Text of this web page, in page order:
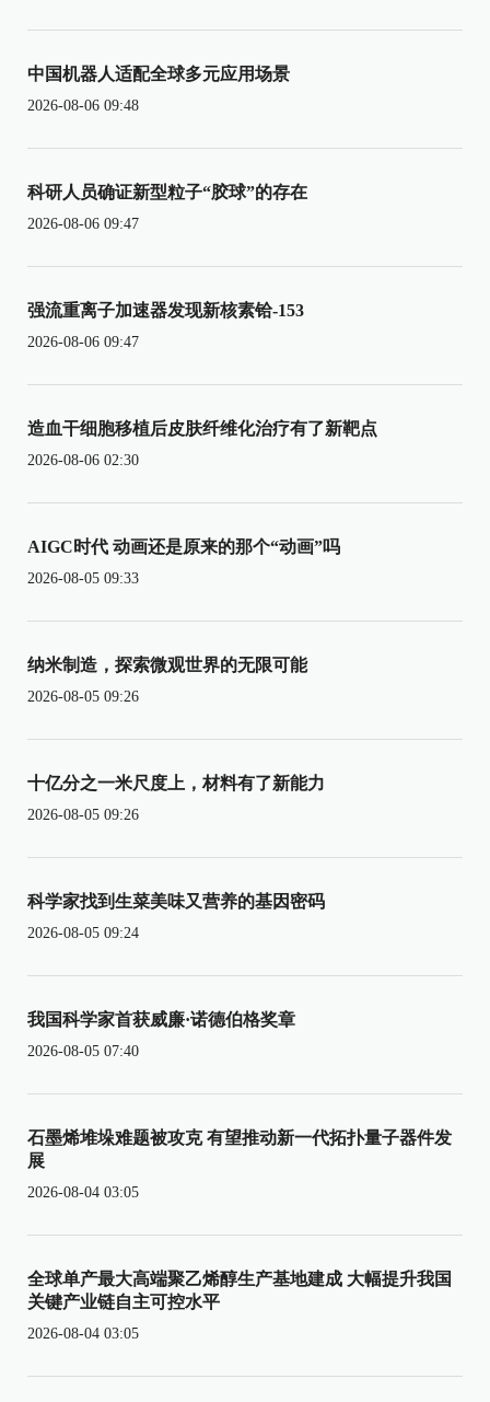
中国机器人适配全球多元应用场景
2026-08-06 09:48
科研人员确证新型粒子“胶球”的存在
2026-08-06 09:47
强流重离子加速器发现新核素铪-153
2026-08-06 09:47
造血干细胞移植后皮肤纤维化治疗有了新靶点
2026-08-06 02:30
AIGC时代 动画还是原来的那个“动画”吗
2026-08-05 09:33
纳米制造，探索微观世界的无限可能
2026-08-05 09:26
十亿分之一米尺度上，材料有了新能力
2026-08-05 09:26
科学家找到生菜美味又营养的基因密码
2026-08-05 09:24
我国科学家首获威廉·诺德伯格奖章
2026-08-05 07:40
石墨烯堆垛难题被攻克 有望推动新一代拓扑量子器件发
展
2026-08-04 03:05
全球单产最大高端聚乙烯醇生产基地建成 大幅提升我国
关键产业链自主可控水平
2026-08-04 03:05